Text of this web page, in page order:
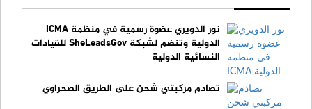
نور الدويري عضوة رسمية في منظمة ICMA
الدولية وتنضم لشبكة SheLeadsGov للقيادات
النسائية الدولية
تصادم مركبتي شحن على الطريق الصحراوي